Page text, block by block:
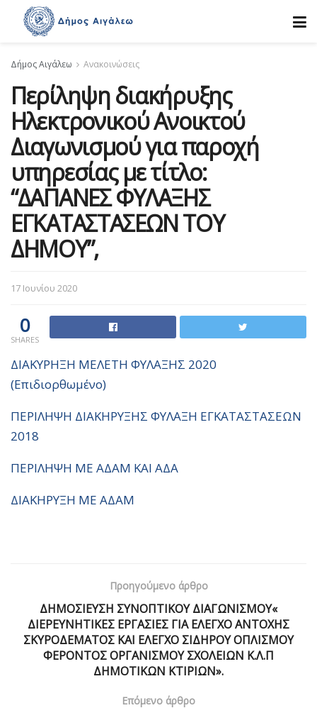
Δήμος Αιγάλεω Ανακοινώσεις
Περίληψη διακήρυξης
Ηλεκτρονικού Ανοικτού
Διαγωνισμού για παροχή
υπηρεσίας με τίτλο:
“ΔΑΠΑΝΕΣ ΦΥΛΑΞΗΣ
ΕΓΚΑΤΑΣΤΑΣΕΩΝ ΤΟΥ
ΔΗΜΟΥ”,
17 Ιουνίου 2020
0
SHARES
ΔΙΑΚΥΡΗΞΗ ΜΕΛΕΤΗ ΦΥΛΑΞΗΣ 2020
(Επιδιορθωμένο)
ΠΕΡΙΛΗΨΗ ΔΙΑΚΗΡΥΞΗΣ ΦΥΛΑΞΗ ΕΓΚΑΤΑΣΤΑΣΕΩΝ
2018
ΠΕΡΙΛΗΨΗ ΜΕ ΑΔΑΜ ΚΑΙ ΑΔΑ
ΔΙΑΚΗΡΥΞΗ ΜΕ ΑΔΑΜ
Προηγούμενο άρθρο
ΔΗΜΟΣΙΕΥΣΗ ΣΥΝΟΠΤΙΚΟΥ ΔΙΑΓΩΝΙΣΜΟΥ«
ΔΙΕΡΕΥΝΗΤΙΚΕΣ ΕΡΓΑΣΙΕΣ ΓΙΑ ΕΛΕΓΧΟ ΑΝΤΟΧΗΣ
ΣΚΥΡΟΔΕΜΑΤΟΣ ΚΑΙ ΕΛΕΓΧΟ ΣΙΔΗΡΟΥ ΟΠΛΙΣΜΟΥ
ΦΕΡΟΝΤΟΣ ΟΡΓΑΝΙΣΜΟΥ ΣΧΟΛΕΙΩΝ Κ.Λ.Π
ΔΗΜΟΤΙΚΩΝ ΚΤΙΡΙΩΝ».
Επόμενο άρθρο